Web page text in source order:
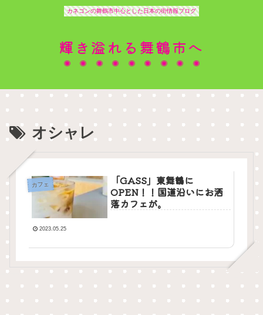
カネゴンの舞鶴市中心とした日本の街情報ブログ
輝き溢れる舞鶴市へ
オシャレ
カフェ
「GASS」東舞鶴に
OPEN！！国道沿いにお洒
落カフェが。
2023.05.25